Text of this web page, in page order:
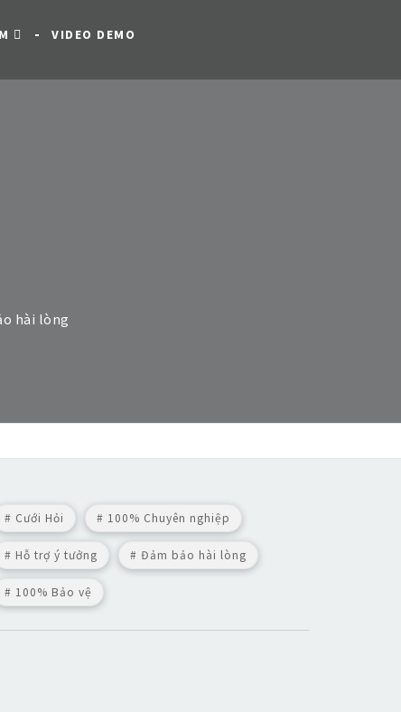
VIDEO DEMO
hài lòng
# Cưới Hỏi # 100% Chuyên nghiệp
# Hỗ trợ ý tưởng # Đảm bảo hài lòng
# 100% Bảo vệ